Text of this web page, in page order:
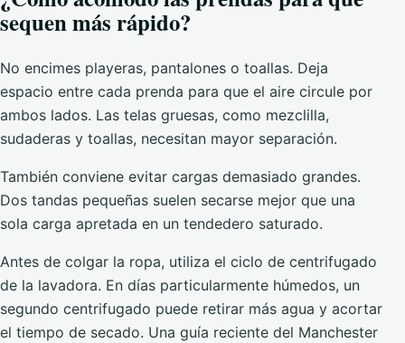
sequen más rápido?
No encimes playeras, pantalones o toallas. Deja
espacio entre cada prenda para que el aire circule por
ambos lados. Las telas gruesas, como mezclilla,
sudaderas y toallas, necesitan mayor separación.
También conviene evitar cargas demasiado grandes.
Dos tandas pequeñas suelen secarse mejor que una
sola carga apretada en un tendedero saturado.
Antes de colgar la ropa, utiliza el ciclo de centrifugado
de la lavadora. En días particularmente húmedos, un
segundo centrifugado puede retirar más agua y acortar
el tiempo de secado. Una guía reciente del Manchester